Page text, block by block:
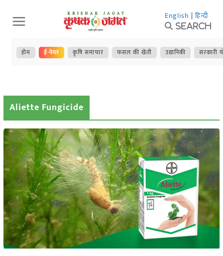
Skip
to
content
English | हिन्दी
Search
होम ई-पेपर कृषि समाचार फसल की खेती उद्यानिकी सरकारी
Aliette Fungicide